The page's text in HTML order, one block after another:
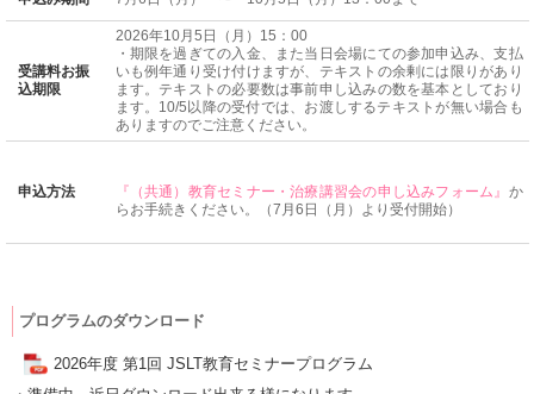
受講料お振
込期限
2026年10月5日（月）15：00
・期限を過ぎての入金、また当日会場にての参加申込み、支払
いも例年通り受け付けますが、テキストの余剰には限りがあり
ます。テキストの必要数は事前申し込みの数を基本としており
ます。10/5以降の受付では、お渡しするテキストが無い場合も
ありますのでご注意ください。
申込方法 『（共通）教育セミナー・治療講習会の申し込みフォーム』 か
らお手続きください。（7月6日（月）より受付開始）
プログラムのダウンロード
2026年度 第1回 JSLT教育セミナープログラム